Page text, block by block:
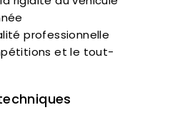
professionnelle
et le tout-